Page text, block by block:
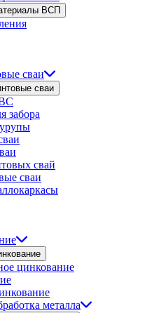
ВСП
сваи
сваи
забора
свай
сваи
цинкование
металла